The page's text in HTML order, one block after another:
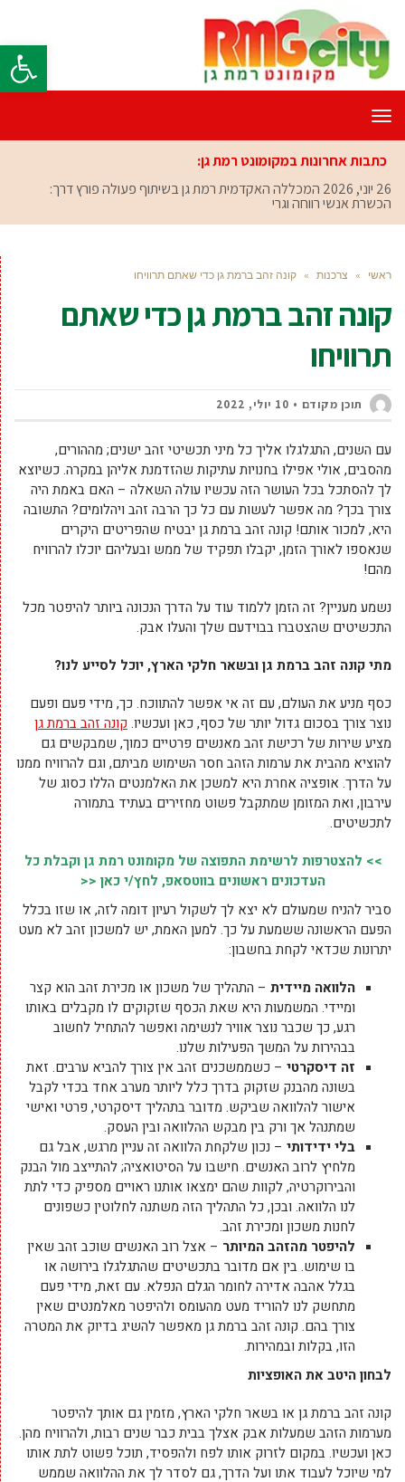
פתח
תפריט
כתבות אחרונות במקומונט רמת גן:
26 יוני, 2026
המכללה האקדמית רמת גן בשיתוף פעולה פורץ דרך:
הכשרת אנשי רווחה וגריאטריה לסי
ראשי » צרכנות » קונה זהב ברמת גן כדי שאתם תרוויחו
קונה זהב ברמת גן כדי שאתם
תרוויחו
תוכן מקודם 10 יולי, 2022
עם השנים, התגלגלו אליך כל מיני תכשיטי זהב ישנים; מההורים,
מהסבים, אולי אפילו בחנויות עתיקות שהזדמנת אליהן במקרה. כשיוצא
לך להסתכל בכל העושר הזה עכשיו עולה השאלה – האם באמת היה
צורך בכך? מה אפשר לעשות עם כל כך הרבה זהב ויהלומים? התשובה
היא, למכור אותם! קונה זהב ברמת גן יבטיח שהפריטים היקרים
שנאספו לאורך הזמן, יקבלו תפקיד של ממש ובעליהם יוכלו להרוויח
מהם!
נשמע מעניין? זה הזמן ללמוד עוד על הדרך הנכונה ביותר להיפטר מכל
התכשיטים שהצטברו בבוידעם שלך והעלו אבק.
מתי קונה זהב ברמת גן ובשאר חלקי הארץ, יוכל לסייע לנו?
כסף מניע את העולם, עם זה אי אפשר להתווכח. כך, מידי פעם ופעם
נוצר צורך בסכום גדול יותר של כסף, כאן ועכשיו. קונה זהב ברמת גן
מציע שירות של רכישת זהב מאנשים פרטיים כמוך, שמבקשים גם
להוציא מהבית את ערמות הזהב חסר השימוש מביתם, וגם להרוויח ממנו
על הדרך. אופציה אחרת היא למשכן את האלמנטים הללו כסוג של
עירבון, ואת המזומן שמתקבל פשוט מחזירים בעתיד בתמורה
לתכשיטים.
>> להצטרפות לרשימת התפוצה של מקומונט רמת גן וקבלת כל
העדכונים ראשונים בווטסאפ, לחץ/י כאן <<
סביר להניח שמעולם לא יצא לך לשקול רעיון דומה לזה, או שזו בכלל
הפעם הראשונה ששמעת על כך. למען האמת, יש למשכון זהב לא מעט
יתרונות שכדאי לקחת בחשבון:
הלוואה מיידית – התהליך של משכון או מכירת זהב הוא קצר
ומיידי. המשמעות היא שאת הכסף שזקוקים לו מקבלים באותו
רגע, כך שכבר נוצר אוויר לנשימה ואפשר להתחיל לחשוב
בבהירות על המשך הפעילות שלנו.
זה דיסקרטי – כשממשכנים זהב אין צורך להביא ערבים. זאת
בשונה מהבנק שזקוק בדרך כלל ליותר מערב אחד בכדי לקבל
אישור להלוואה שביקש. מדובר בתהליך דיסקרטי, פרטי ואישי
שמתנהל אך ורק בין מבקש ההלוואה ובין העסק.
בלי ידידותי – נכון שלקחת הלוואה זה עניין מרגש, אבל גם
מלחיץ לרוב האנשים. חישבו על הסיטואציה; להתייצב מול הבנק
והבירוקרטיה, לקוות שהם ימצאו אותנו ראויים מספיק כדי לתת
לנו הלוואה. ובכן, כל התהליך הזה משתנה לחלוטין כשפונים
לחנות משכון ומכירת זהב.
להיפטר מהזהב המיותר – אצל רוב האנשים שוכב זהב שאין
בו שימוש. בין אם מדובר בתכשיטים שהתגלגלו בירושה או
בגלל אהבה אדירה לחומר הגלם הנפלא. עם זאת, מידי פעם
מתחשק לנו להוריד מעט מהעומס ולהיפטר מאלמנטים שאין
צורך בהם. קונה זהב ברמת גן מאפשר להשיג בדיוק את המטרה
הזו, בקלות ובמהירות.
לבחון היטב את האופציות
קונה זהב ברמת גן או בשאר חלקי הארץ, מזמין גם אותך להיפטר
מערמות הזהב שמעלות אבק אצלך בבית כבר שנים רבות, ולהרוויח מהן.
כאן ועכשיו. במקום לזרוק אותו לפח ולהפסיד, תוכל פשוט לתת אותו
למי שיוכל לעבוד אתו ועל הדרך, גם לסדר לך את ההלוואה שממש